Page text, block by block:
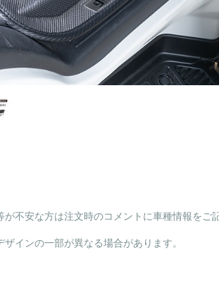
不安な方は注文時のコメントに車種情報をご
インの一部が異なる場合があります。